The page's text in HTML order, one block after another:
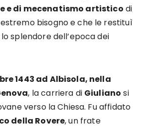
e di mecenatismo artistico di
bisogno e che le restituì
splendore dell’epoca dei
1443 ad Albisola, nella
, la carriera di Giuliano si
verso la Chiesa. Fu affidato
della Rovere, un frate